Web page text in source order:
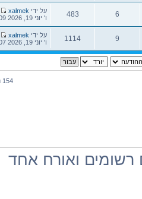
תגובות
צפיות
6
תגובות
483
צפיות
הודעה
אחרונה
על ידי xalmek
ו' יוני 19, 2026 11:09 pm
9
תגובות
1114
צפיות
הודעה
אחרונה
על ידי xalmek
ו' יוני 19, 2026 11:07 pm
154 נושאים •
ואורח אחד